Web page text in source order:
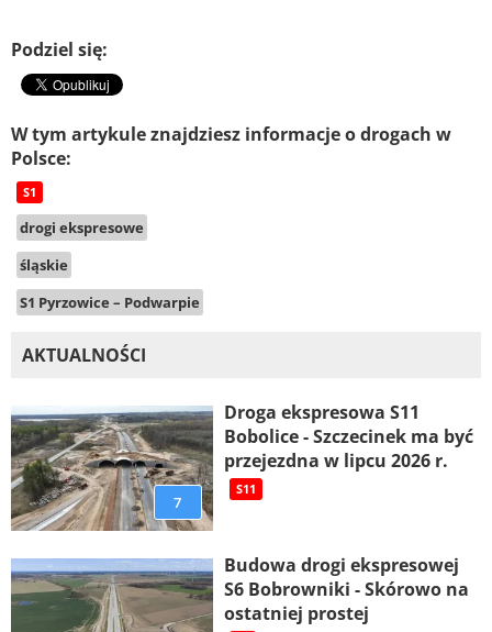
Podziel się:
W tym artykule znajdziesz informacje o drogach w
Polsce:
S1
drogi ekspresowe
śląskie
S1 Pyrzowice – Podwarpie
AKTUALNOŚCI
7
Droga ekspresowa S11
Bobolice - Szczecinek ma być
przejezdna w lipcu 2026 r.
S11
Budowa drogi ekspresowej
S6 Bobrowniki - Skórowo na
ostatniej prostej